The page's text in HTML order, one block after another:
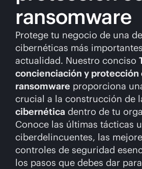
ransomware
Protege tu negocio de una
cibernéticas más
actualidad. Nuestro conciso
concienciación y protección
ransomware proporciona
crucial a la construcción de
cibernética dentro de tu
Conoce las últimas tácticas
ciberdelincuentes, las
controles de seguridad
los pasos que debes dar